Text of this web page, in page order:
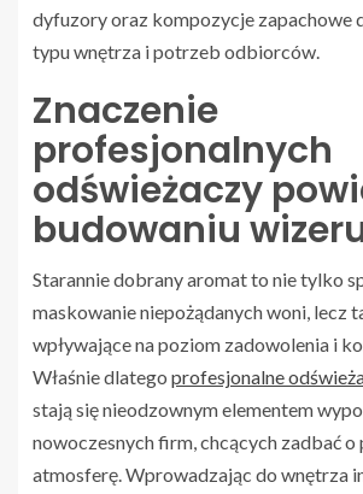
dyfuzory oraz kompozycje zapachowe
typu wnętrza i potrzeb odbiorców.
Znaczenie
profesjonalnych
odświeżaczy
budowaniu
Starannie dobrany aromat to nie tylko
maskowanie niepożądanych woni, lecz
wpływające na poziom zadowolenia i
Właśnie dlatego profesjonalne
stają się nieodzownym elementem
nowoczesnych firm, chcących zadbać o
atmosferę. Wprowadzając do wnętrza